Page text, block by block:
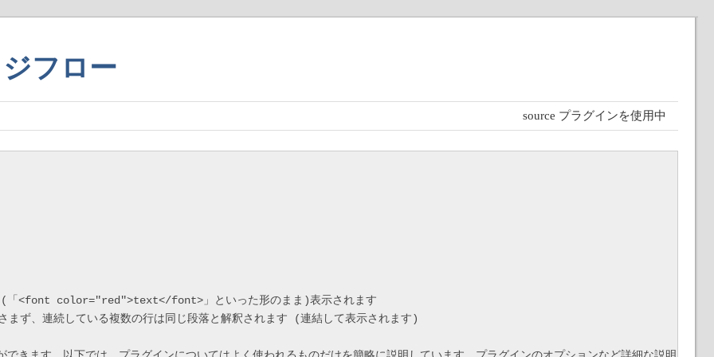
フロー
source プラグインを使用中